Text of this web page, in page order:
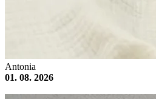
Antonia
01. 08. 2026